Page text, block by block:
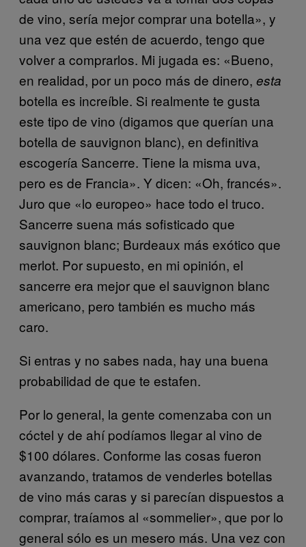
de vino, sería mejor comprar una botella», y
una vez que estén de acuerdo, tengo que
volver a comprarlos. Mi jugada es: «Bueno,
en realidad, por un poco más de dinero, esta
botella es increíble. Si realmente te gusta
este tipo de vino (digamos que querían una
botella de sauvignon blanc), en definitiva
escogería Sancerre. Tiene la misma uva,
pero es de Francia». Y dicen: «Oh, francés».
Juro que «lo europeo» hace todo el truco.
Sancerre suena más sofisticado que
sauvignon blanc; Burdeaux más exótico que
merlot. Por supuesto, en mi opinión, el
sancerre era mejor que el sauvignon blanc
americano, pero también es mucho más
caro.
Si entras y no sabes nada, hay una buena
probabilidad de que te estafen.
Por lo general, la gente comenzaba con un
cóctel y de ahí podíamos llegar al vino de
$100 dólares. Conforme las cosas fueron
avanzando, tratamos de venderles botellas
de vino más caras y si parecían dispuestos a
comprar, traíamos al «sommelier», que por lo
general sólo es un mesero más. Una vez con